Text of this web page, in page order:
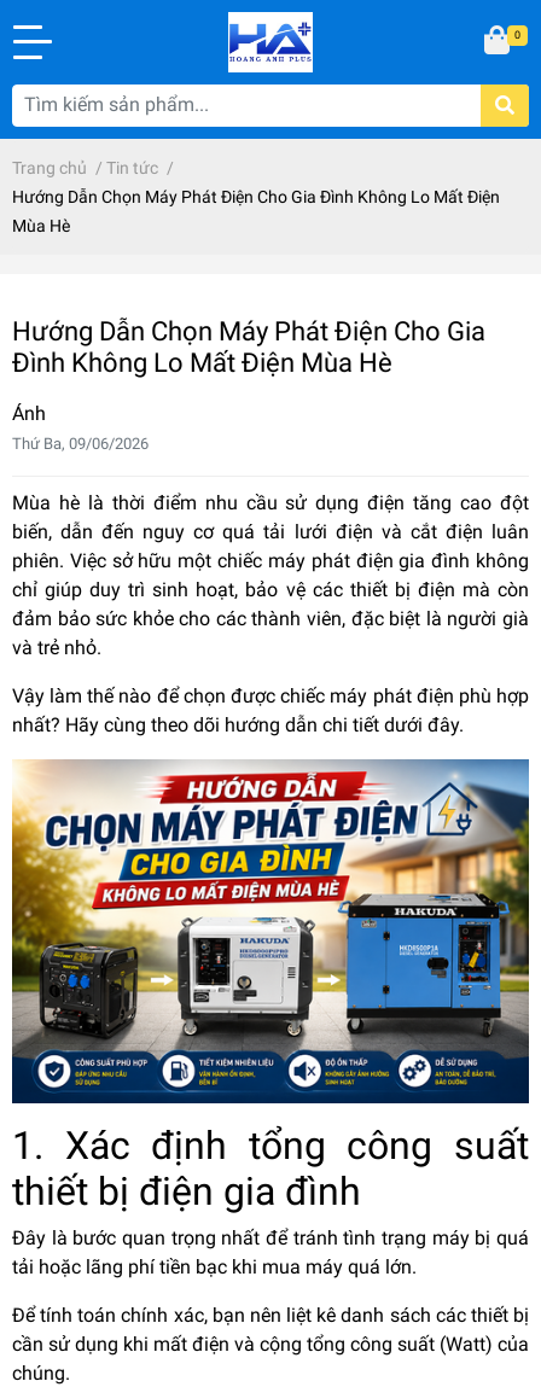
0
Trang chủ / Tin tức /
Hướng Dẫn Chọn Máy Phát Điện Cho Gia Đình Không Lo Mất Điện
Mùa Hè
Hướng Dẫn Chọn Máy Phát Điện Cho Gia
Đình Không Lo Mất Điện Mùa Hè
Ánh
Thứ Ba, 09/06/2026
Mùa hè là thời điểm nhu cầu sử dụng điện tăng cao đột
biến, dẫn đến nguy cơ quá tải lưới điện và cắt điện luân
phiên. Việc sở hữu một chiếc máy phát điện gia đình không
chỉ giúp duy trì sinh hoạt, bảo vệ các thiết bị điện mà còn
đảm bảo sức khỏe cho các thành viên, đặc biệt là người già
và trẻ nhỏ.
Vậy làm thế nào để chọn được chiếc máy phát điện phù hợp
nhất? Hãy cùng theo dõi hướng dẫn chi tiết dưới đây.
1. Xác định tổng công suất
thiết bị điện gia đình
Đây là bước quan trọng nhất để tránh tình trạng máy bị quá
tải hoặc lãng phí tiền bạc khi mua máy quá lớn.
Để tính toán chính xác, bạn nên liệt kê danh sách các thiết bị
cần sử dụng khi mất điện và cộng tổng công suất (Watt) của
chúng.